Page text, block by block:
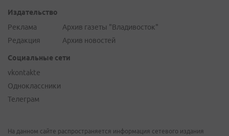
Издательство
Реклама
Редакция
Архив газеты "Владивосток"
Архив новостей
Социальные сети
vkontakte
Одноклассники
Телеграм
На данном сайте распространяется информация сетевого издания